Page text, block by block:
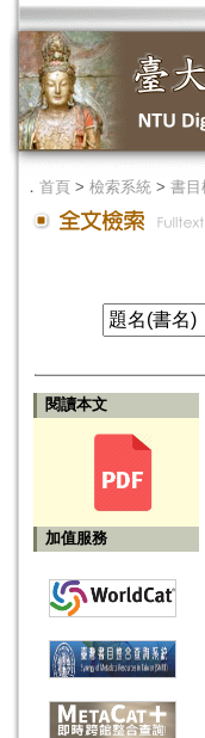
． 首頁 > 檢索系統 > 書目
閱讀本文
加值服務